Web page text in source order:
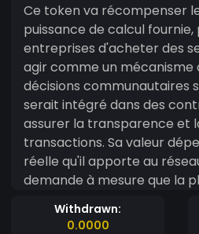
Ce token va récompenser
puissance de calcul
entreprises d'acheter des
agir comme un mécanisme
décisions communautaires
serait intégré dans des
assurer la transparence et
transactions. Sa valeur
réelle qu'il apporte au
demande à mesure que la
développe et s'étend.
Withdrawn:
0.0000